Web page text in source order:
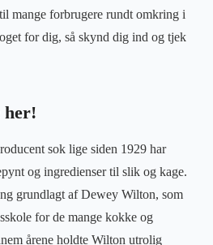
mange forbrugere rundt omkring i
for dig, så skynd dig ind og tjek
her!
sok lige siden 1929 har
og ingredienser til slik og kage.
grundlagt af Dewey Wilton, som
for de mange kokke og
årene holdte Wilton utrolig